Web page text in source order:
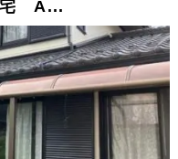
宅 A...